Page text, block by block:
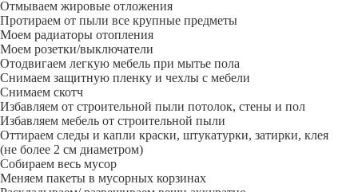
Отмываем жировые отложения
Протираем от пыли все крупные предметы
Моем радиаторы отопления
Моем розетки/выключатели
Отодвигаем легкую мебель при мытье пола
Снимаем защитную пленку и чехлы с мебели
Снимаем скотч
Избавляем от строительной пыли потолок, стены и пол
Избавляем мебель от строительной пыли
Оттираем следы и капли краски, штукатурки, затирки, клея
(не более 2 см диаметром)
Собираем весь мусор
Меняем пакеты в мусорных корзинах